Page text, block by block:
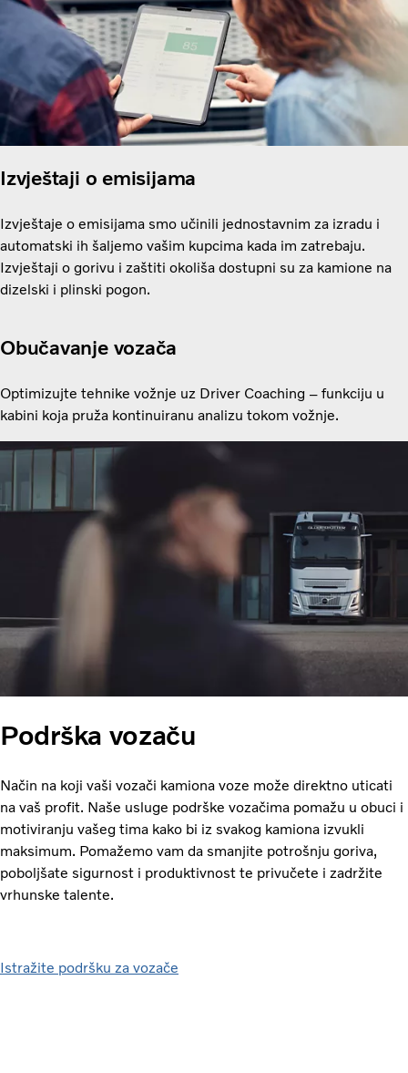
Izvještaji o emisijama
Izvještaje o emisijama smo učinili jednostavnim za izradu i
automatski ih šaljemo vašim kupcima kada im zatrebaju.
Izvještaji o gorivu i zaštiti okoliša dostupni su za kamione na
dizelski i plinski pogon.
Obučavanje vozača
Optimizujte tehnike vožnje uz Driver Coaching – funkciju u
kabini koja pruža kontinuiranu analizu tokom vožnje.
Podrška vozaču
Način na koji vaši vozači kamiona voze može direktno uticati
na vaš profit. Naše usluge podrške vozačima pomažu u obuci i
motiviranju vašeg tima kako bi iz svakog kamiona izvukli
maksimum. Pomažemo vam da smanjite potrošnju goriva,
poboljšate sigurnost i produktivnost te privučete i zadržite
vrhunske talente.
Istražite podršku za vozače